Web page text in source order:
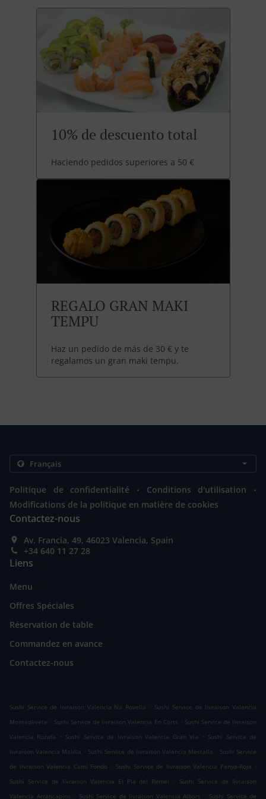
10% de descuento total
Haciendo pedidos superiores a 50 €
REGALO GRAN MAKI
TEMPU
Haz un pedido de más de 30 € y te
regalamos un gran maki tempu.
Politique de confidentialité . Conditions d'utilisation .
Modifications de la politique en matière de cookies
Contactez-nous
Av. Francia, 49, 46023 Valencia, Spain
+34 640 11 27 28
Liens
Menu
Offres Spéciales
Réservation de table
Commandez en avance
Contactez-nous
Sushi Service de livraison Valencia Na Rovella . Sushi Service de livraison Valencia
Monteolivete . Sushi Service de livraison Valencia En Corts . Sushi Service de livraison
Valencia Ruzafa
. Sushi Service de livraison Valencia Gran Via . Sushi Service de
livraison Valencia Malilla . Sushi Service de livraison Valencia Mestalla . Sushi Service
de livraison Valencia Camí Fondo
. Sushi Service de livraison Valencia Penya-Roja .
Sushi Service de livraison Valencia El Pla del Remei
. Sushi Service de livraison
Valencia Arrancapins . Sushi Service de livraison Valencia Albors . Sushi Service de